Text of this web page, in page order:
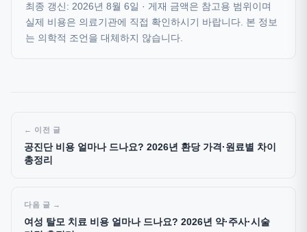
최종 갱신: 2026년 8월 6일 · 게재 금액은 참고용 범위이며
실제 비용은 의료기관에 직접 확인하시기 바랍니다. 본 정보
는 의학적 조언을 대체하지 않습니다.
이전 글
공진단 비용 얼마나 드나요? 2026년 환당 가격·원료별 차이
총정리
다음 글
여성 탈모 치료 비용 얼마나 드나요? 2026년 약·주사·시술